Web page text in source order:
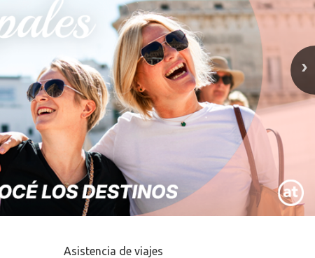
Asistencia de viajes